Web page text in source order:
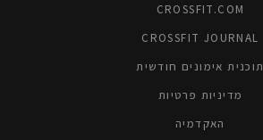
CROSSFIT.COM
CROSSFIT JOURNAL
תוכנית אימונים חודשית
מדיניות פרטיות
האקדמיה